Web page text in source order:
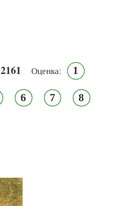
2161 Оценка: 1
6 7 8